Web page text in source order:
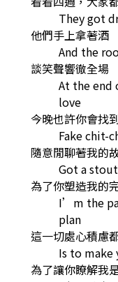
They got
他們手上拿著酒
And the
談笑聲響徹全場
At the
love
今晚也許你會找
Fake chit-
隨意閒聊著我的
Got a
為了你塑造我的
I’m the
plan
這一切處心積慮
Is to
為了讓你瞭解我